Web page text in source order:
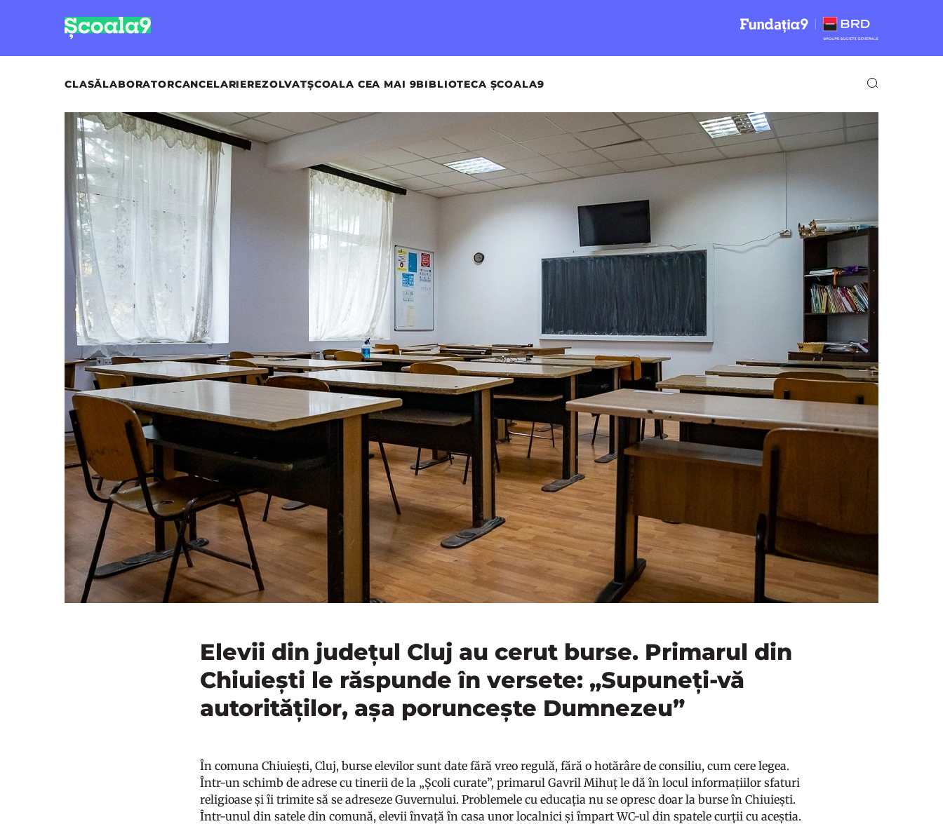
CLASĂLABORATORCANCELARIEREZOLVATȘCOALA CEA MAI 9BIBLIOTECA ȘCOALA9
Elevii din județul Cluj au cerut burse. Primarul din
Chiuiești le răspunde în versete: „Supuneți-vă
autorităților, așa poruncește Dumnezeu”
În comuna Chiuiești, Cluj, burse elevilor sunt date fără vreo regulă, fără o hotărâre de consiliu, cum cere legea.
Într-un schimb de adrese cu tinerii de la „Școli curate”, primarul Gavril Mihuț le dă în locul informațiilor sfaturi
religioase și îi trimite să se adreseze Guvernului. Problemele cu educația nu se opresc doar la burse în Chiuiești.
Într-unul din satele din comună, elevii învață în casa unor localnici și împart WC-ul din spatele curții cu aceștia.